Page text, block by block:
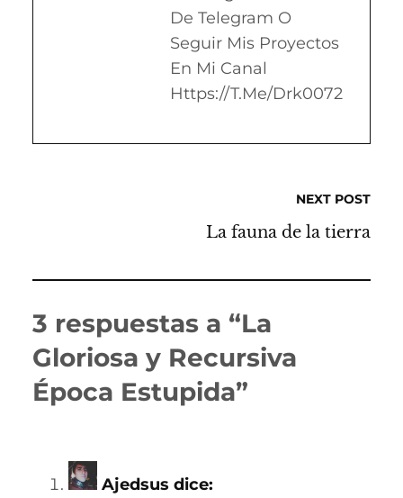
De Telegram O
Seguir Mis Proyectos
En Mi Canal
Https://t.me/drk0072
NEXT POST
La fauna de la tierra
3 respuestas a “La
Gloriosa y Recursiva
Época Estupida”
Ajedsus dice: